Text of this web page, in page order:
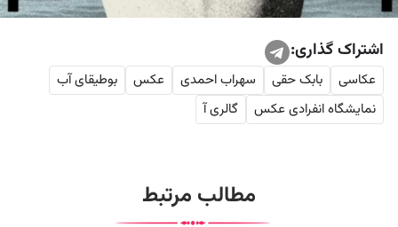
اشتراک گذاری:
عکاسی بابک حقی سهراب احمدی عکس‌
بوطیقای آب
نمایشگاه انفرادی عکس‌
گالری آ
مطالب مرتبط